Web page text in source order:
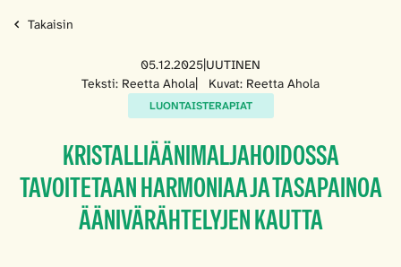
Takaisin
05.12.2025 UUTINEN
Teksti: Reetta Ahola
Kuvat: Reetta Ahola
LUONTAISTERAPIAT
KRISTALLIÄÄNIMALJAHOIDOSSA
TAVOITETAAN HARMONIAA JA TASAPAINOA
ÄÄNIVÄRÄHTELYJEN KAUTTA